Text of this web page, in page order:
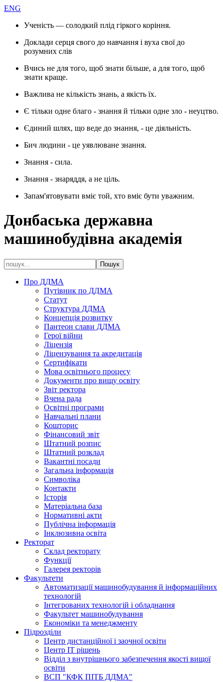
ENG
Ученість — солодкий плід гіркого коріння.
Доклади серця свого до навчання і вуха свої до
розумних слів
Вчись не для того, щоб знати більше, а для того, щоб
знати краще.
Важлива не кількість знань, а якість їх.
Є тільки одне благо - знання й тільки одне зло - неуцтво.
Єдиний шлях, що веде до знання, - це діяльність.
Бич людини - це уявлюване знання.
Знання - сила.
Знання - знаряддя, а не ціль.
Запам'ятовувати вміє той, хто вміє бути уважним.
Донбаська державна
машинобудівна академія
Про ДДМА
Путівник по ДДМА
Статут
Структура ДДМА
Концепція розвитку
Пантеон слави ДДМА
Герої війни
Ліцензія
Ліцензування та акредитація
Сертифікати
Мова освітнього процесу
Документи про вищу освіту
Звіт ректора
Вчена рада
Освітні програми
Навчальні плани
Кошторис
Фінансовий звіт
Штатний розпис
Штатний розклад
Вакантні посади
Загальна інформація
Символіка
Контакти
Історія
Матеріальна база
Нормативні акти
Публічна інформація
Інклюзивна освіта
Ректорат
Склад ректорату
Функції
Галерея ректорів
Факультети
Автоматизації машинобудування й інформаційних
технологій
Інтегрованих технологій і обладнання
Факультет машинобудування
Економіки та менеджменту
Підрозділи
Центр дистанційної і заочної освіти
Центр ІТ рішень
Відділ з внутрішнього забезпечення якості вищої
освіти
ВСП "КФК ПІТБ ДДМА"